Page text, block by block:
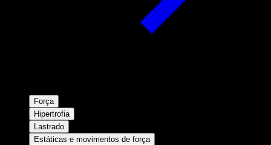
Força
Hipertrofia
Lastrado
Estáticas e movimentos de força